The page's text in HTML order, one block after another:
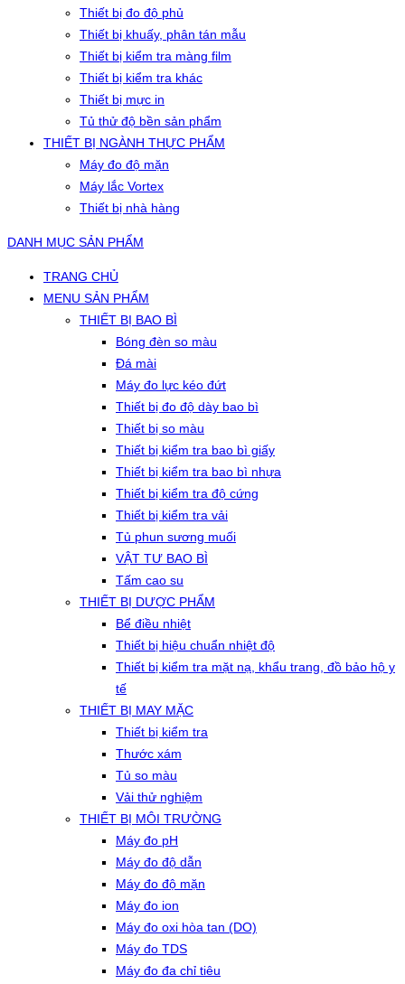
Thiết bị đo độ phủ
Thiết bị khuấy, phân tán mẫu
Thiết bị kiểm tra màng film
Thiết bị kiểm tra khác
Thiết bị mực in
Tủ thử độ bền sản phẩm
THIẾT BỊ NGÀNH THỰC PHẨM
Máy đo độ mặn
Máy lắc Vortex
Thiết bị nhà hàng
DANH MỤC SẢN PHẨM
TRANG CHỦ
MENU SẢN PHẨM
THIẾT BỊ BAO BÌ
Bóng đèn so màu
Đá mài
Máy đo lực kéo đứt
Thiết bị đo độ dày bao bì
Thiết bị so màu
Thiết bị kiểm tra bao bì giấy
Thiết bị kiểm tra bao bì nhựa
Thiết bị kiểm tra độ cứng
Thiết bị kiểm tra vải
Tủ phun sương muối
VẬT TƯ BAO BÌ
Tấm cao su
THIẾT BỊ DƯỢC PHẨM
Bể điều nhiệt
Thiết bị hiệu chuẩn nhiệt độ
Thiết bị kiểm tra mặt nạ, khẩu trang, đồ bảo hộ y
tế
THIẾT BỊ MAY MẶC
Thiết bị kiểm tra
Thước xám
Tủ so màu
Vải thử nghiệm
THIẾT BỊ MÔI TRƯỜNG
Máy đo pH
Máy đo độ dẫn
Máy đo độ mặn
Máy đo ion
Máy đo oxi hòa tan (DO)
Máy đo TDS
Máy đo đa chỉ tiêu